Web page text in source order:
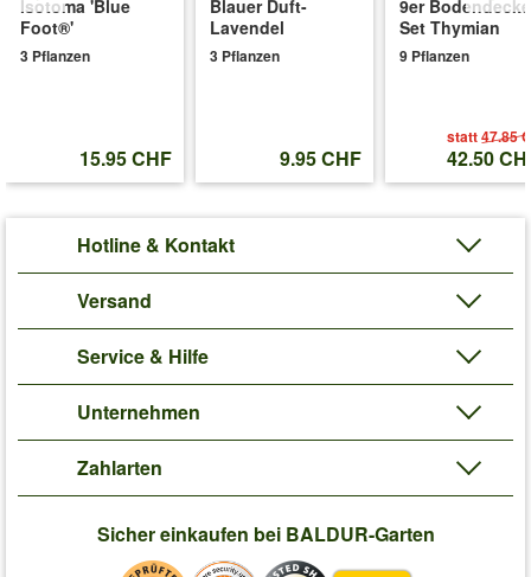
Isotoma 'Blue
Foot®'
3 Pflanzen
15.95 CHF
Blauer Duft-
Lavendel
3 Pflanzen
9.95 CHF
9er
Set Thymian
9 Pflanzen
statt47.85
42.50
Hotline & Kontakt
Versand
Service & Hilfe
Unternehmen
Zahlarten
Sicher einkaufen bei BALDUR-Garten